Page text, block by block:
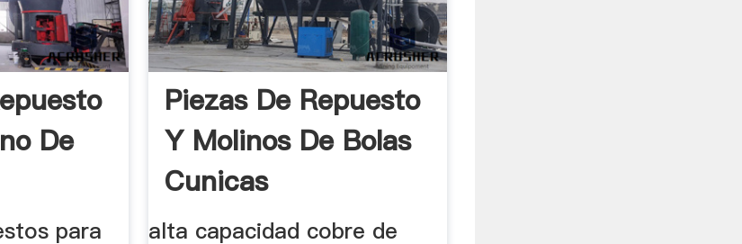
De
para
Piezas De Repuesto
Y Molinos De Bolas
Cunicas
alta capacidad cobre de